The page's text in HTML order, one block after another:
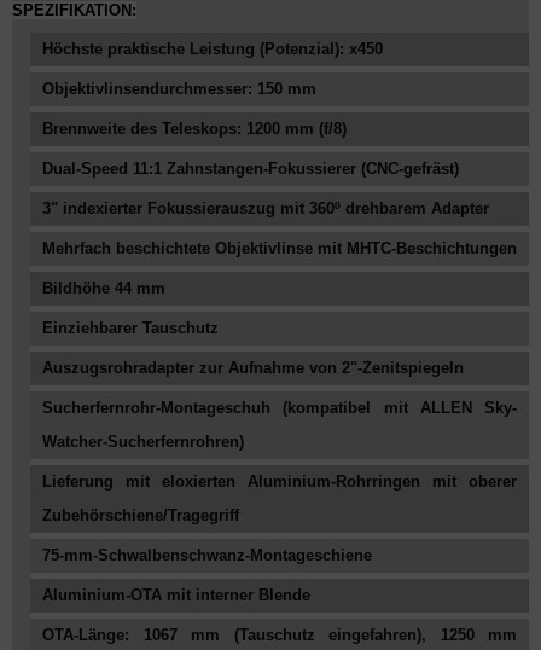
SPEZIFIKATION:
Höchste praktische Leistung (Potenzial): x450
Objektivlinsendurchmesser: 150 mm
Brennweite des Teleskops: 1200 mm (f/8)
Dual-Speed ​​11:1 Zahnstangen-Fokussierer (CNC-gefräst)
3" indexierter Fokussierauszug mit 360º drehbarem Adapter
Mehrfach beschichtete Objektivlinse mit MHTC-Beschichtungen
Bildhöhe 44 mm
Einziehbarer Tauschutz
Auszugsrohradapter zur Aufnahme von 2"-Zenitspiegeln
Sucherfernrohr-Montageschuh (kompatibel mit ALLEN Sky-
Watcher-Sucherfernrohren)
Lieferung mit eloxierten Aluminium-Rohrringen mit oberer
Zubehörschiene/Tragegriff
75-mm-Schwalbenschwanz-Montageschiene
Aluminium-OTA mit interner Blende
OTA-Länge: 1067 mm (Tauschutz eingefahren), 1250 mm